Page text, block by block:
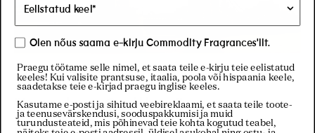
S1 | E2
"London Calling"
Olen nõus saama e-kirju Commodity Fragrances'ilt.
Praegu töötame selle nimel, et saata teile e-kirju teie eelistatud
keeles! Kui valisite prantsuse, itaalia, poola või hispaania keele,
saadetakse teie e-kirjad praegu inglise keeles.
Kasutame e-posti ja sihitud veebireklaami, et saata teile toote-
ja teenusevärskendusi, sooduspakkumisi ja muid
turundusteateid, mis põhinevad teie kohta kogutud teabel,